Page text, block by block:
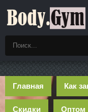
Главная Как
Скидки Оптом